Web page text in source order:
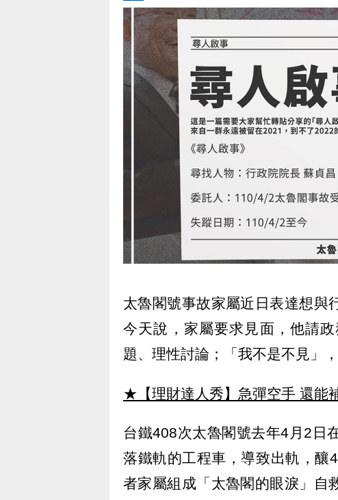
太魯閣號事故家屬近日表達想與
今天說，家屬要求見面，他請
題、理性討論；「我不是不見」
★【理財達人秀】急彈空手 還能
台鐵408次太魯閣號去年4月2日
落鐵軌的工程車，導致出軌，釀
者家屬組成「太魯閣的眼淚」自